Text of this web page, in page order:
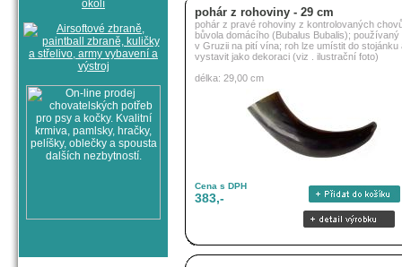
pohár z rohoviny - 29 cm
pohár z pravé rohoviny z kontrolovaných
bůvola domácího (Bubalus Bubalis); používaný
v Gruzii na pití vína; roh lze umístit do stojánku
vystavit jako dekoraci (viz . ilustrační foto)
délka: 29,00 cm
Cena s DPH
383,-